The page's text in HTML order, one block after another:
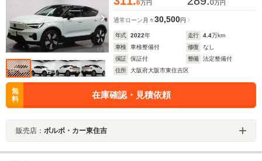
6万円 0万円
通常ローン 月々30,500円
年式 2022年 走行 4.4万km
車検
車検整備付 修復
なし
保証
保証付 整備
法定整備付
住所
大阪府大阪市東住吉区
無
料
在庫確認・見積依頼
販売店： ボルボ・カー東住吉